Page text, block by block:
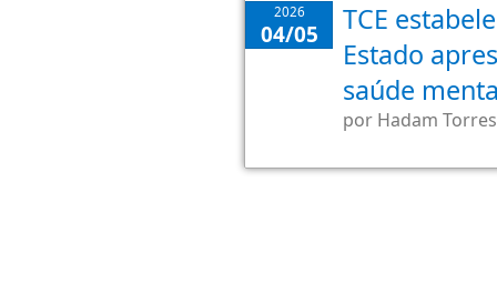
2026
04/05
TCE
Estado
saúde
por Hadam